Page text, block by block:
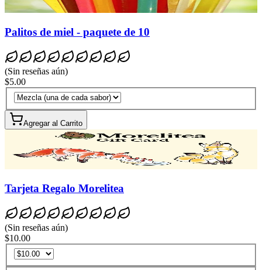
Palitos de miel - paquete de 10
(Sin reseñas aún)
$5.00
Agregar al Carrito
Tarjeta Regalo Morelitea
(Sin reseñas aún)
$10.00